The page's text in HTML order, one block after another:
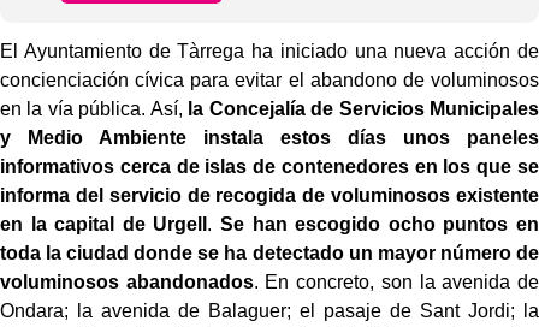
El Ayuntamiento de Tàrrega ha iniciado una nueva acción de
concienciación cívica para evitar el abandono de voluminosos
en la vía pública. Así, la Concejalía de Servicios Municipales
y Medio Ambiente instala estos días unos paneles
informativos cerca de islas de contenedores en los que se
informa del servicio de recogida de voluminosos existente
en la capital de Urgell . Se han escogido ocho puntos en
toda la ciudad donde se ha detectado un mayor número de
voluminosos abandonados. En concreto, son la avenida de
Ondara; la avenida de Balaguer; el pasaje de Sant Jordi; la